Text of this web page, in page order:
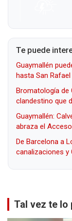
Te puede
Guaymallén
hasta San Rafael
Bromatología de
clandestino que
Guaymallén:
abraza el
De Barcelona a
canalizaciones y
Tal vez te lo